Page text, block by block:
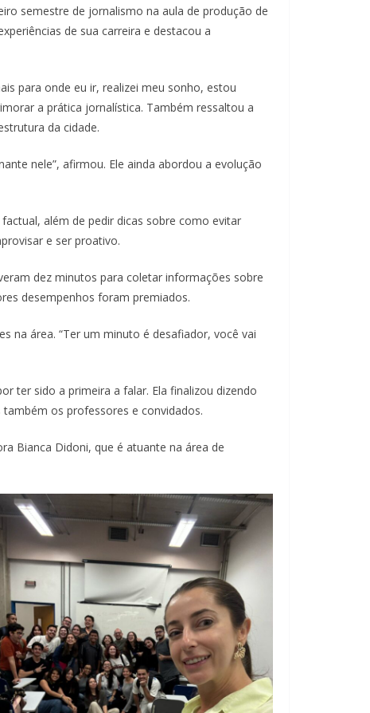
semestre de jornalismo na aula de produção de
de sua carreira e destacou a
para onde eu ir, realizei meu sonho, estou
a prática jornalística. Também ressaltou a
da cidade.
nele”, afirmou. Ele ainda abordou a evolução
além de pedir dicas sobre como evitar
e ser proativo.
dez minutos para coletar informações sobre
desempenhos foram premiados.
na área. “Ter um minuto é desafiador, você vai
ter sido a primeira a falar. Ela finalizou dizendo
os professores e convidados.
Bianca Didoni, que é atuante na área de